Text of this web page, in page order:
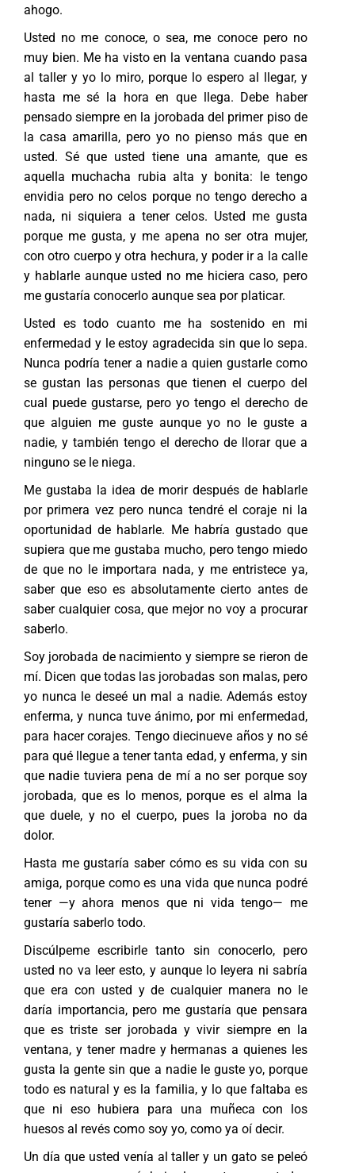
ahogo.
Usted no me conoce, o sea, me conoce pero no
muy bien. Me ha visto en la ventana cuando pasa
al taller y yo lo miro, porque lo espero al llegar, y
hasta me sé la hora en que llega. Debe haber
pensado siempre en la jorobada del primer piso de
la casa amarilla, pero yo no pienso más que en
usted. Sé que usted tiene una amante, que es
aquella muchacha rubia alta y bonita: le tengo
envidia pero no celos porque no tengo derecho a
nada, ni siquiera a tener celos. Usted me gusta
porque me gusta, y me apena no ser otra mujer,
con otro cuerpo y otra hechura, y poder ir a la calle
y hablarle aunque usted no me hiciera caso, pero
me gustaría conocerlo aunque sea por platicar.
Usted es todo cuanto me ha sostenido en mi
enfermedad y le estoy agradecida sin que lo sepa.
Nunca podría tener a nadie a quien gustarle como
se gustan las personas que tienen el cuerpo del
cual puede gustarse, pero yo tengo el derecho de
que alguien me guste aunque yo no le guste a
nadie, y también tengo el derecho de llorar que a
ninguno se le niega.
Me gustaba la idea de morir después de hablarle
por primera vez pero nunca tendré el coraje ni la
oportunidad de hablarle. Me habría gustado que
supiera que me gustaba mucho, pero tengo miedo
de que no le importara nada, y me entristece ya,
saber que eso es absolutamente cierto antes de
saber cualquier cosa, que mejor no voy a procurar
saberlo.
Soy jorobada de nacimiento y siempre se rieron de
mí. Dicen que todas las jorobadas son malas, pero
yo nunca le deseé un mal a nadie. Además estoy
enferma, y nunca tuve ánimo, por mi enfermedad,
para hacer corajes. Tengo diecinueve años y no sé
para qué llegue a tener tanta edad, y enferma, y sin
que nadie tuviera pena de mí a no ser porque soy
jorobada, que es lo menos, porque es el alma la
que duele, y no el cuerpo, pues la joroba no da
dolor.
Hasta me gustaría saber cómo es su vida con su
amiga, porque como es una vida que nunca podré
tener —y ahora menos que ni vida tengo— me
gustaría saberlo todo.
Discúlpeme escribirle tanto sin conocerlo, pero
usted no va leer esto, y aunque lo leyera ni sabría
que era con usted y de cualquier manera no le
daría importancia, pero me gustaría que pensara
que es triste ser jorobada y vivir siempre en la
ventana, y tener madre y hermanas a quienes les
gusta la gente sin que a nadie le guste yo, porque
todo es natural y es la familia, y lo que faltaba es
que ni eso hubiera para una muñeca con los
huesos al revés como soy yo, como ya oí decir.
Un día que usted venía al taller y un gato se peleó